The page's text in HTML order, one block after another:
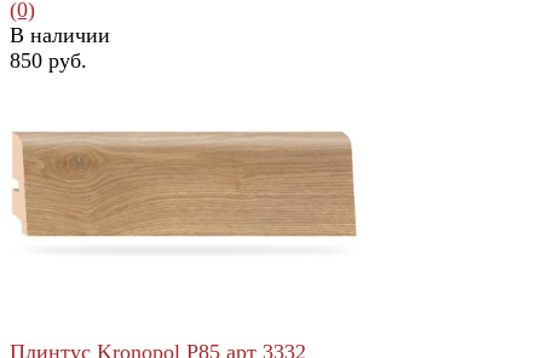
избранное сравнить
(0)
В наличии
850 руб.
Плинтус Kronopol Р85 арт 3332